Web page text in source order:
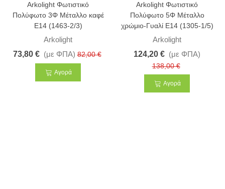
-10%
Arkolight Φωτιστικό
Πολύφωτο 3Φ Μέταλλο καφέ
Ε14 (1463-2/3)
Arkolight
73,80 € (με ΦΠΑ) 82,00 €
Αγορά
-10%
Arkolight Φωτιστικό
Πολύφωτο 5Φ Μέταλλο
χρώμιο-Γυαλί Ε14 (1305-1/5)
Arkolight
124,20 € (με ΦΠΑ)
138,00 €
Αγορά